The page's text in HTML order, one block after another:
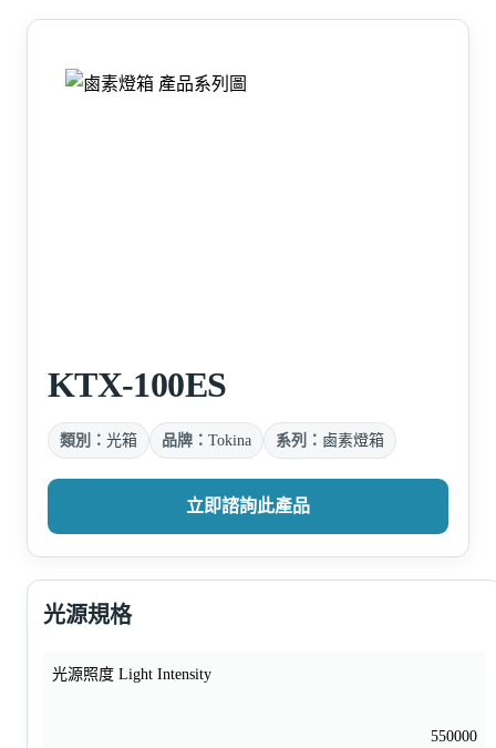
KTX-100ES
類別： 光箱 品牌： Tokina 系列： 鹵素燈箱
立即諮詢此產品
光源規格
光源照度 Light Intensity
550000